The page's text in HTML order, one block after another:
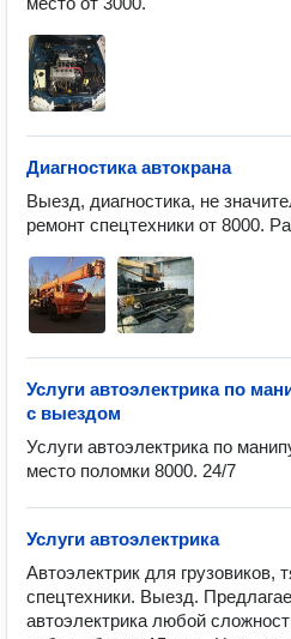
Диагностика автокрана
Выезд, диагностика, не
Услуги автоэлектрика по
с выездом
Услуги автоэлектрика по
Услуги автоэлектрика
Автоэлектрик для грузовиков,
спецтехники. Выезд.
автоэлектрика любой